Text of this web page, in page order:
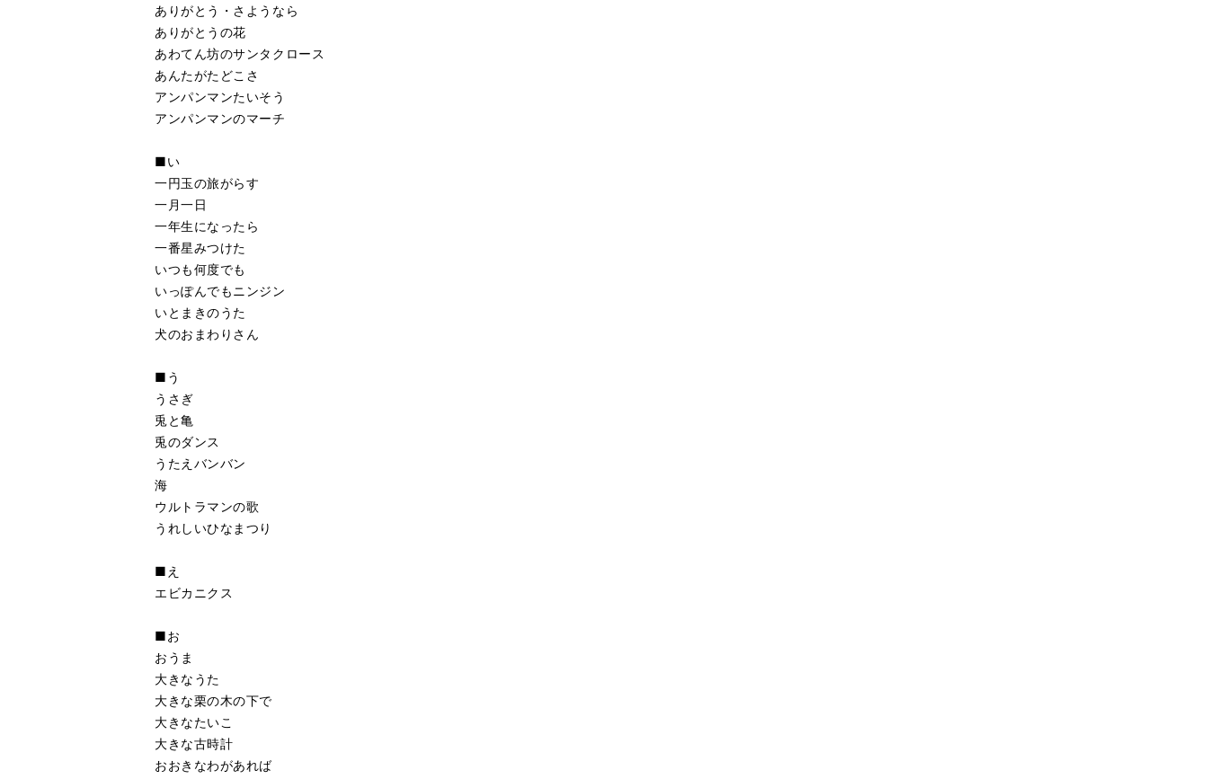
ありがとう・さようなら
ありがとうの花
あわてん坊のサンタクロース
あんたがたどこさ
アンパンマンたいそう
アンパンマンのマーチ
■い
一円玉の旅がらす
一月一日
一年生になったら
一番星みつけた
いつも何度でも
いっぽんでもニンジン
いとまきのうた
犬のおまわりさん
■う
うさぎ
兎と亀
兎のダンス
うたえバンバン
海
ウルトラマンの歌
うれしいひなまつり
■え
エビカニクス
■お
おうま
大きなうた
大きな栗の木の下で
大きなたいこ
大きな古時計
おおきなわがあれば